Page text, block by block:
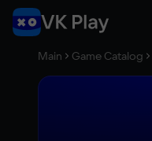
Main Game Catalog